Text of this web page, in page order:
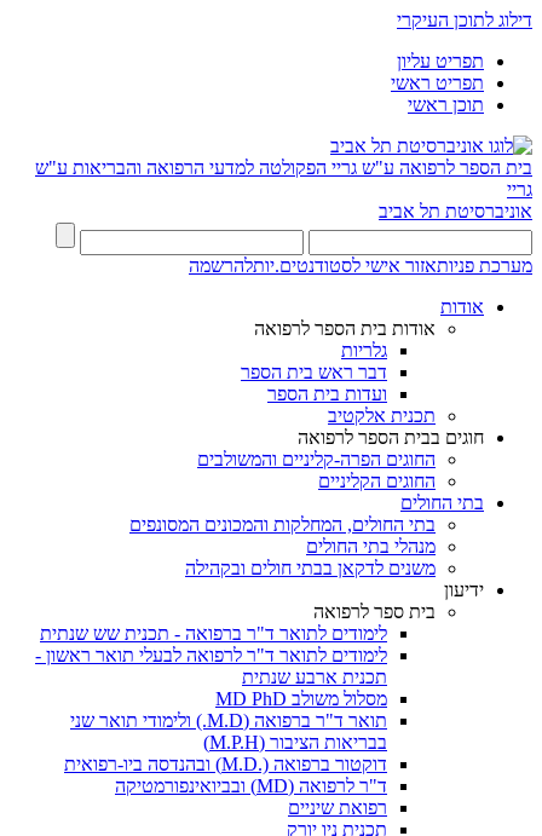
דילוג לתוכן העיקרי
תפריט עליון
תפריט ראשי
תוכן ראשי
בית הספר לרפואה ע"ש גריי הפקולטה למדעי הרפואה והבריאות ע"ש
גריי
אוניברסיטת תל אביב
מערכת פניותאזור אישי לסטודנטים.יותלהרשמה
אודות
אודות בית הספר לרפואה
גלריות
דבר ראש בית הספר
ועדות בית הספר
תכנית אלקטיב
חוגים בבית הספר לרפואה
החוגים הפרה-קליניים והמשולבים
החוגים הקליניים
בתי החולים
בתי החולים, המחלקות והמכונים המסונפים
מנהלי בתי החולים
משנים לדקאן בבתי חולים ובקהילה
ידיעון
בית ספר לרפואה
לימודים לתואר ד"ר ברפואה - תכנית שש שנתית
לימודים לתואר ד"ר לרפואה לבעלי תואר ראשון -
תכנית ארבע שנתית
מסלול משולב MD PhD
תואר ד"ר ברפואה (M.D.) ולימודי תואר שני
בבריאות הציבור (M.P.H)
דוקטור ברפואה (.M.D) ובהנדסה ביו-רפואית
ד"ר לרפואה (MD) ובביואינפורמטיקה
רפואת שיניים
תכנית ניו יורק